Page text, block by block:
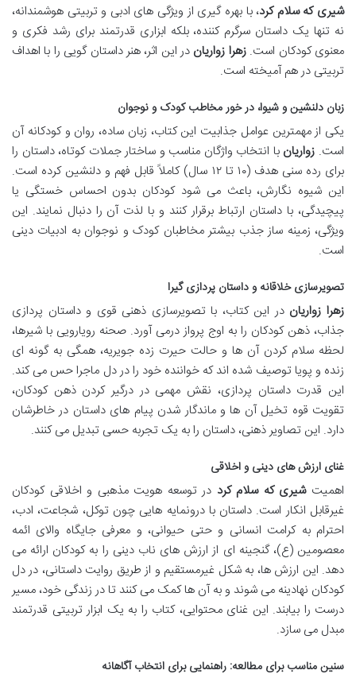
شیری که سلام کرد، با بهره گیری از ویژگی های ادبی و تربیتی هوشمندانه،
نه تنها یک داستان سرگرم کننده، بلکه ابزاری قدرتمند برای رشد فکری و
معنوی کودکان است.زهرا زواریان در این اثر، هنر داستان گویی را با اهداف
تربیتی در هم آمیخته است.
زبان دلنشین و شیوا، در خور مخاطب کودک و نوجوان
یکی از مهمترین عوامل جذابیت این کتاب، زبان ساده، روان و کودکانه آن
است. زواریان با انتخاب واژگان مناسب و ساختار جملات کوتاه، داستان را
برای رده سنی هدف (۱۰ تا ۱۲ سال) کاملاً قابل فهم و دلنشین کرده است.
این شیوه نگارش، باعث می شود کودکان بدون احساس خستگی یا
پیچیدگی، با داستان ارتباط برقرار کنند و با لذت آن را دنبال نمایند. این
ویژگی، زمینه ساز جذب بیشتر مخاطبان کودک و نوجوان به ادبیات دینی
است.
تصویرسازی خلاقانه و داستان پردازی گیرا
زهرا زواریان در این کتاب، با تصویرسازی ذهنی قوی و داستان پردازی
جذاب، ذهن کودکان را به اوج پرواز درمی آورد. صحنه رویارویی با شیرها،
لحظه سلام کردن آن ها و حالت حیرت زده جویریه، همگی به گونه ای
زنده و پویا توصیف شده اند که خواننده خود را در دل ماجرا حس می کند.
این قدرت داستان پردازی، نقش مهمی در درگیر کردن ذهن کودکان،
تقویت قوه تخیل آن ها و ماندگار شدن پیام های داستان در خاطرشان
دارد. این تصاویر ذهنی، داستان را به یک تجربه حسی تبدیل می کنند.
غنای ارزش های دینی و اخلاقی
اهمیتشیری که سلام کرد در توسعه هویت مذهبی و اخلاقی کودکان
غیرقابل انکار است. داستان با درونمایه هایی چون توکل، شجاعت، ادب،
احترام به کرامت انسانی و حتی حیوانی، و معرفی جایگاه والای ائمه
معصومین (ع)، گنجینه ای از ارزش های ناب دینی را به کودکان ارائه می
دهد. این ارزش ها، به شکل غیرمستقیم و از طریق روایت داستانی، در دل
کودکان نهادینه می شوند و به آن ها کمک می کنند تا در زندگی خود، مسیر
درست را بیابند. این غنای محتوایی، کتاب را به یک ابزار تربیتی قدرتمند
مبدل می سازد.
سنین مناسب برای مطالعه: راهنمایی برای انتخاب آگاهانه